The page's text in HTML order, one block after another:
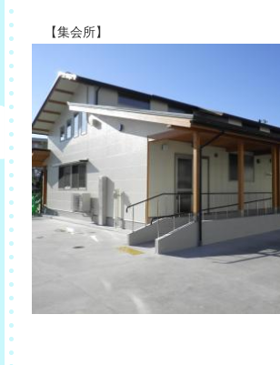
【集会所】